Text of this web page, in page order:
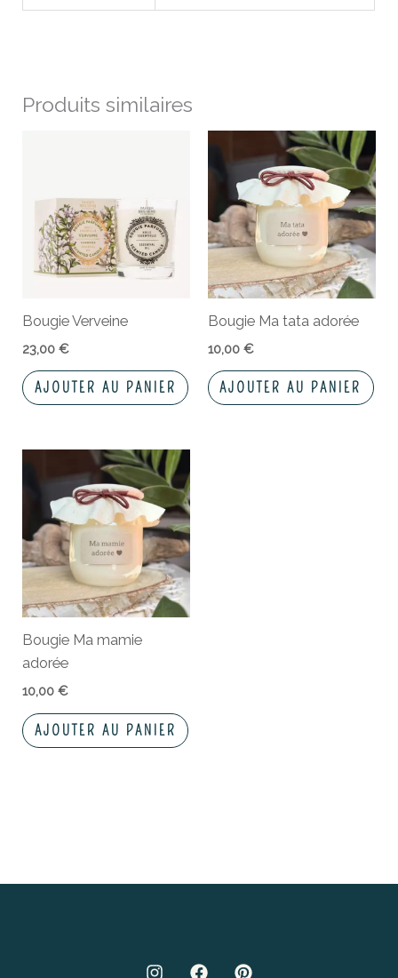
Produits similaires
Bougie Verveine
23,00€
AJOUTER AU PANIER
Bougie Ma tata adorée
10,00 €
AJOUTER AU PANIER
Bougie Ma mamie
adorée
10,00€
AJOUTER AU PANIER